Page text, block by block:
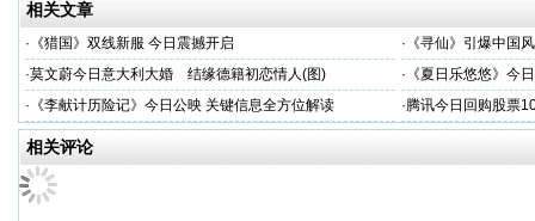
相关文章
· 《猎国》双线新服 今日震撼开启 · 《寻仙》引爆中国
·莫文蔚今日意大利大婚 结缘德籍初恋情人(图) · 《夏日乐悠悠》今
· 《李献计历险记》今日公映 关键信息全方位解读 ·腾讯今日回购股票
相关评论